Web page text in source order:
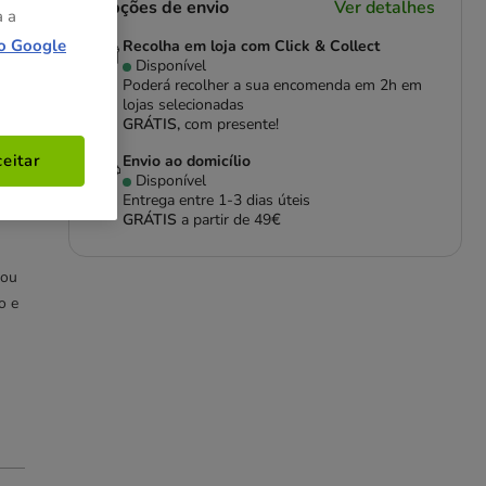
e
Opções de envio Ver detalhes
Recolha em loja com Click & Collect
Disponível
Poderá recolher a sua encomenda em 2h em
lojas selecionadas
GRÁTIS,com presente!
Envio ao domicílio
Disponível
Entrega entre 1-3 dias úteis
GRÁTIS a partir de 49€
a
Google